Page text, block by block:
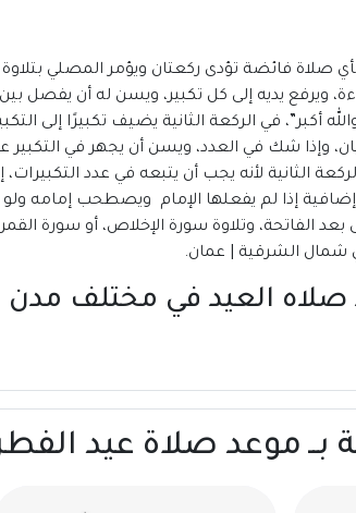
صلاة فائضة تؤدى ركعتان ويؤمر المصلي
ويرفع يديه إلى كل تكبير، ويسن له أن
والله أكبر”، في الركعة الثانية يضيف تكبيرًا
وإذا شك في العدد، ويسن أن يجهر في
الثانية لأنه يجب أن يتبعه في عدد
إضافية إذا لم يفعلها الإمام ويصطحب إمامه
الفاتحة، وتلاوة سورة الإخلاص، أو سورة القمر
صلاه العيد في مختلف مدن
عيد الفطر 2024 في شمال الشرقية |